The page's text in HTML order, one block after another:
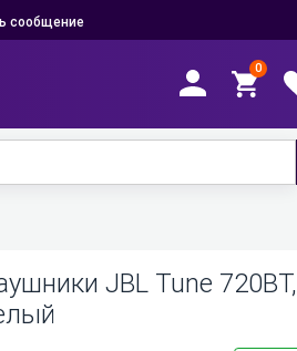
сообщение
0
JBL Tune 720BT,